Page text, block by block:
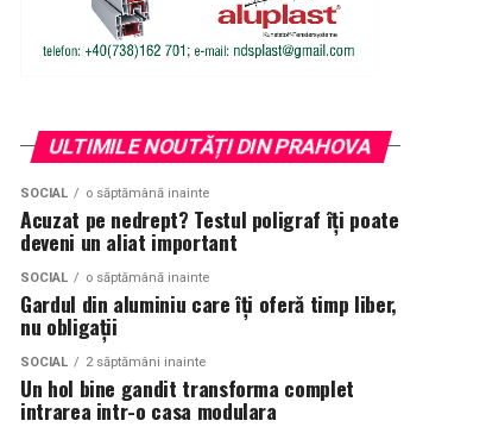
ULTIMILE NOUTĂȚI DIN PRAHOVA
SOCIAL o săptămână inainte
Acuzat pe nedrept? Testul poligraf îţi poate
deveni un aliat important
SOCIAL o săptămână inainte
Gardul din aluminiu care îți oferă timp liber,
nu obligații
SOCIAL 2 săptămâni inainte
Un hol bine gandit transforma complet
intrarea intr-o casa modulara